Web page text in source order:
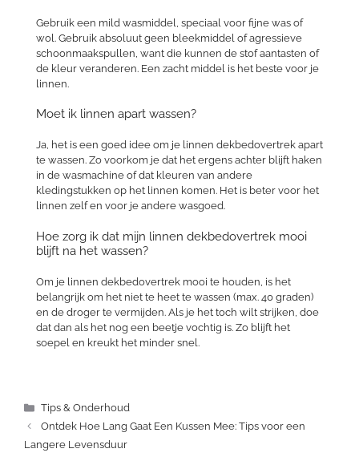
Gebruik een mild wasmiddel, speciaal voor fijne was of
wol. Gebruik absoluut geen bleekmiddel of agressieve
schoonmaakspullen, want die kunnen de stof aantasten of
de kleur veranderen. Een zacht middel is het beste voor je
linnen.
Moet ik linnen apart wassen?
Ja, het is een goed idee om je linnen dekbedovertrek apart
te wassen. Zo voorkom je dat het ergens achter blijft haken
in de wasmachine of dat kleuren van andere
kledingstukken op het linnen komen. Het is beter voor het
linnen zelf en voor je andere wasgoed.
Hoe zorg ik dat mijn linnen dekbedovertrek mooi
blijft na het wassen?
Om je linnen dekbedovertrek mooi te houden, is het
belangrijk om het niet te heet te wassen (max. 40 graden)
en de droger te vermijden. Als je het toch wilt strijken, doe
dat dan als het nog een beetje vochtig is. Zo blijft het
soepel en kreukt het minder snel.
Categorieën
Tips & Onderhoud
Ontdek Hoe Lang Gaat Een Kussen Mee: Tips voor een
Langere Levensduur